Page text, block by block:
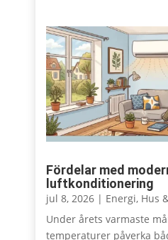
Fördelar med
luftkonditionering
jul 8, 2026| Energi, Hus
Under årets varmaste
temperaturer påverka